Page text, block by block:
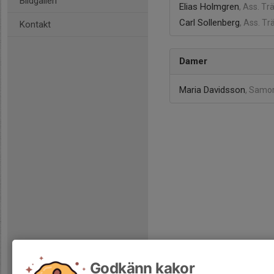
Kontakt
Elias Holmgren, Ass.
Carl Sollenberg, Ass.
Damer
Maria Davidsson,
Godkänn kakor